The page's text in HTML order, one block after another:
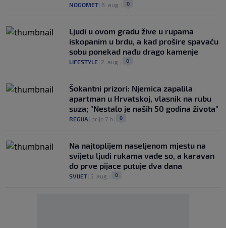
NOGOMET 6. aug. 0
Ljudi u ovom gradu žive u rupama
iskopanim u brdu, a kad prošire spavaću
sobu ponekad nađu drago kamenje
LIFESTYLE 2. aug. 0
Šokantni prizori: Njemica zapalila
apartman u Hrvatskoj, vlasnik na rubu
suza; "Nestalo je naših 50 godina života"
REGIJA prije 7 h 0
Na najtoplijem naseljenom mjestu na
svijetu ljudi rukama vade so, a karavan
do prve pijace putuje dva dana
SVIJET 5. aug. 0